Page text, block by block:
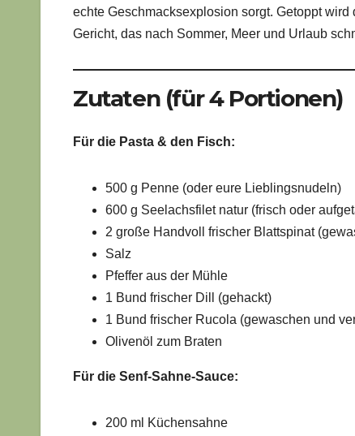
echte Geschmacksexplosion sorgt. Getoppt
Gericht, das nach Sommer, Meer und Urlaub
Zutaten (für 4 Portionen)
Für die Pasta & den Fisch:
500 g Penne (oder eure Lieblingsnudeln)
600 g Seelachsfilet natur (frisch oder
2 große Handvoll frischer Blattspinat
Salz
Pfeffer aus der Mühle
1 Bund frischer Dill (gehackt)
1 Bund frischer Rucola (gewaschen und
Olivenöl zum Braten
Für die Senf-Sahne-Sauce:
200 ml Küchensahne